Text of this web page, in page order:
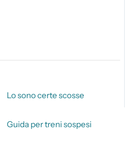
Lo sono certe scosse
Guida per treni sospesi